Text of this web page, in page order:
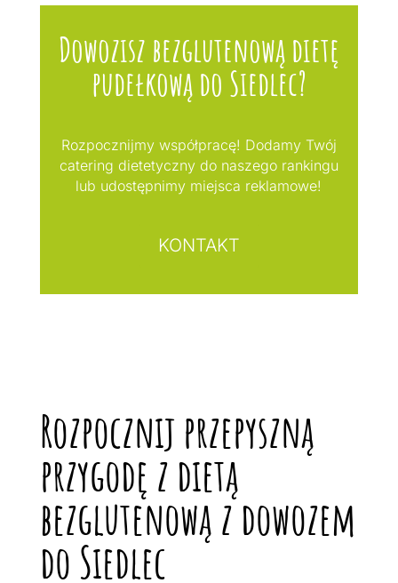
Dowozisz bezglutenową dietę
pudełkową do Siedlec?
Rozpocznijmy współpracę! Dodamy Twój
catering dietetyczny do naszego rankingu
lub udostępnimy miejsca reklamowe!
KONTAKT
Rozpocznij przepyszną
przygodę z dietą
bezglutenową z dowozem
do Siedlec